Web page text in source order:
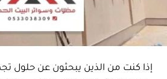
إذا كنت من الذين يبحثون عن حلول